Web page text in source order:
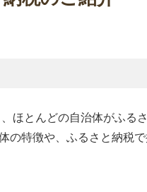
ほとんどの自治体がふる
の特徴や、ふるさと納税